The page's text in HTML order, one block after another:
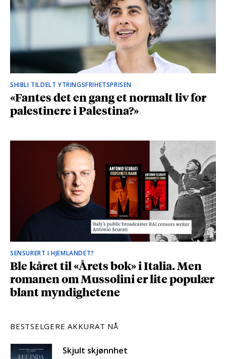
SHIBLI TILDELT YTRINGSFRIHETSPRISEN
«Fantes det en gang et normalt liv for
palestinere i Palestina?»
SENSURERT I HJEMLANDET?
Ble kåret til «Årets bok» i Italia. Men
romanen om Mussolini er lite populær
blant myndighetene
BESTSELGERE AKKURAT NÅ
Skjult skjønnhet